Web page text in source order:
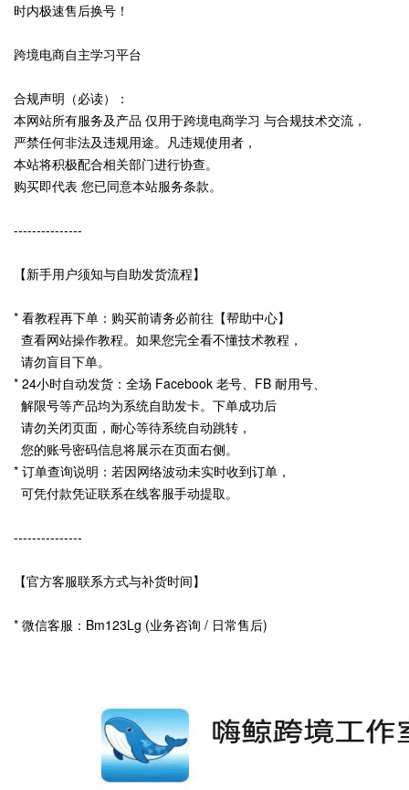
时内极速售后换号！
跨境电商自主学习平台
合规声明（必读）：
本网站所有服务及产品 仅用于跨境电商学习 与合规技术交流，
严禁任何非法及违规用途。凡违规使用者，
本站将积极配合相关部门进行协查。
购买即代表 您已同意本站服务条款。
---------------
【新手用户须知与自助发货流程】
* 看教程再下单：购买前请务必前往【帮助中心】
查看网站操作教程。如果您完全看不懂技术教程，
请勿盲目下单。
* 24小时自动发货：全场 Facebook 老号、FB 耐用号、
解限号等产品均为系统自助发卡。下单成功后
请勿关闭页面，耐心等待系统自动跳转，
您的账号密码信息将展示在页面右侧。
* 订单查询说明：若因网络波动未实时收到订单，
可凭付款凭证联系在线客服手动提取。
---------------
【官方客服联系方式与补货时间】
* 微信客服：Bm123Lg (业务咨询 / 日常售后)